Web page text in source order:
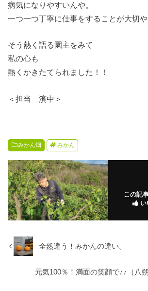
病気になりやすいんや。
一つ一つ丁寧に仕事をすることが大切や
そう熱く語る園主をみて
私の心も
熱くかきたてられました！！
＜担当 濱中＞
みかん畑 みかん
この記
い
全然違う！みかんの違い。
元気100％！満面の笑顔で♪♪（八